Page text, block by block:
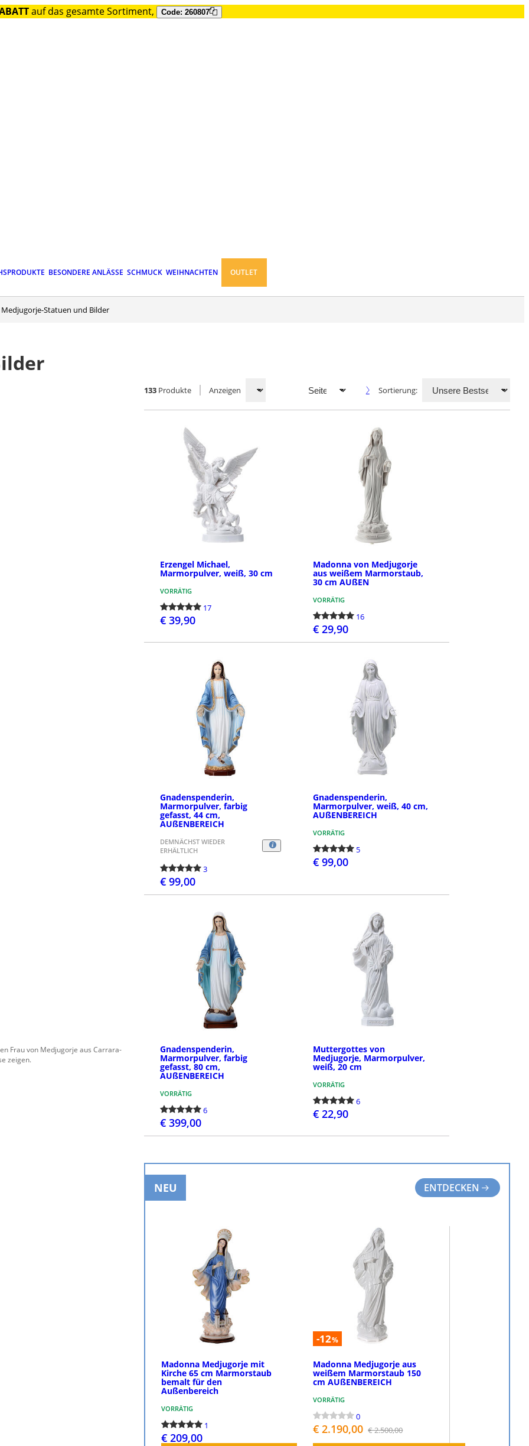
auf das gesamte Sortiment, Code: 260807
BESONDERE ANLÄSSE SCHMUCK WEIHNACHTEN OUTLET
Medjugorje-Statuen und Bilder
Frau von Medjugorje aus Carrara-
zeigen.
133 Produkte Anzeigen Sortierung:
Erzengel Michael,
Marmorpulver, weiß, 30 cm
VORRÄTIG
17
€ 39,90
Madonna von Medjugorje
aus weißem Marmorstaub,
30 cm AUßEN
VORRÄTIG
16
€ 29,90
Gnadenspenderin,
Marmorpulver, farbig
gefasst, 44 cm,
AUßENBEREICH
DEMNÄCHST WIEDER
ERHÄLTLICH
3
€ 99,00
Gnadenspenderin,
Marmorpulver, weiß, 40 cm,
AUßENBEREICH
VORRÄTIG
5
€ 99,00
Gnadenspenderin,
Marmorpulver, farbig
gefasst, 80 cm,
AUßENBEREICH
VORRÄTIG
6
€ 399,00
Muttergottes von
Medjugorje, Marmorpulver,
weiß, 20 cm
VORRÄTIG
6
€ 22,90
NEU ENTDECKEN
Madonna Medjugorje mit
Kirche 65 cm Marmorstaub
bemalt für den
Außenbereich
VORRÄTIG
1
€ 209,00
-12%
Madonna Medjugorje aus
weißem Marmorstaub 150
cm AUßENBEREICH
VORRÄTIG
0
€ 2.190,00 € 2.500,00